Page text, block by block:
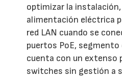
optimizar la
alimentación eléctrica
red LAN cuando se
puertos PoE, segmento
cuenta con un extenso
switches sin gestión a